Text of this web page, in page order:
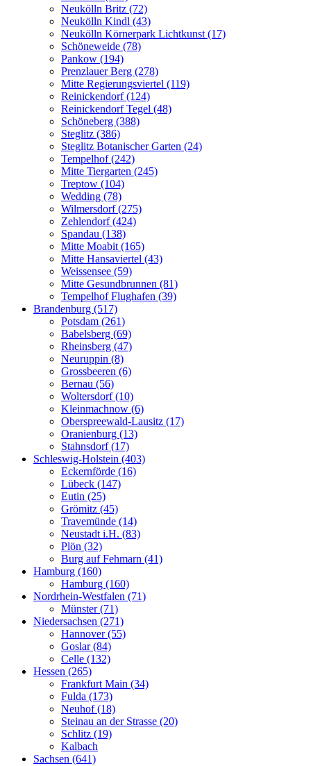
Neukölln Britz (72)
Neukölln Kindl (43)
Neukölln Körnerpark Lichtkunst (17)
Schöneweide (78)
Pankow (194)
Prenzlauer Berg (278)
Mitte Regierungsviertel (119)
Reinickendorf (124)
Reinickendorf Tegel (48)
Schöneberg (388)
Steglitz (386)
Steglitz Botanischer Garten (24)
Tempelhof (242)
Mitte Tiergarten (245)
Treptow (104)
Wedding (78)
Wilmersdorf (275)
Zehlendorf (424)
Spandau (138)
Mitte Moabit (165)
Mitte Hansaviertel (43)
Weissensee (59)
Mitte Gesundbrunnen (81)
Tempelhof Flughafen (39)
Brandenburg (517)
Potsdam (261)
Babelsberg (69)
Rheinsberg (47)
Neuruppin (8)
Grossbeeren (6)
Bernau (56)
Woltersdorf (10)
Kleinmachnow (6)
Oberspreewald-Lausitz (17)
Oranienburg (13)
Stahnsdorf (17)
Schleswig-Holstein (403)
Eckernförde (16)
Lübeck (147)
Eutin (25)
Grömitz (45)
Travemünde (14)
Neustadt i.H. (83)
Plön (32)
Burg auf Fehmarn (41)
Hamburg (160)
Hamburg (160)
Nordrhein-Westfalen (71)
Münster (71)
Niedersachsen (271)
Hannover (55)
Goslar (84)
Celle (132)
Hessen (265)
Frankfurt Main (34)
Fulda (173)
Neuhof (18)
Steinau an der Strasse (20)
Schlitz (19)
Kalbach
Sachsen (641)